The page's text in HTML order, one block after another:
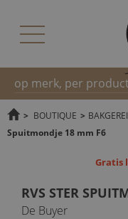
Snel
> BOUTIQUE > BAKGEREI
Spuitmondje 18 mm F6
Gratis
RVS STER
De Buyer